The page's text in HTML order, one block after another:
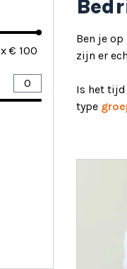
€
Ben je op
zijn er
Is het tijd
type